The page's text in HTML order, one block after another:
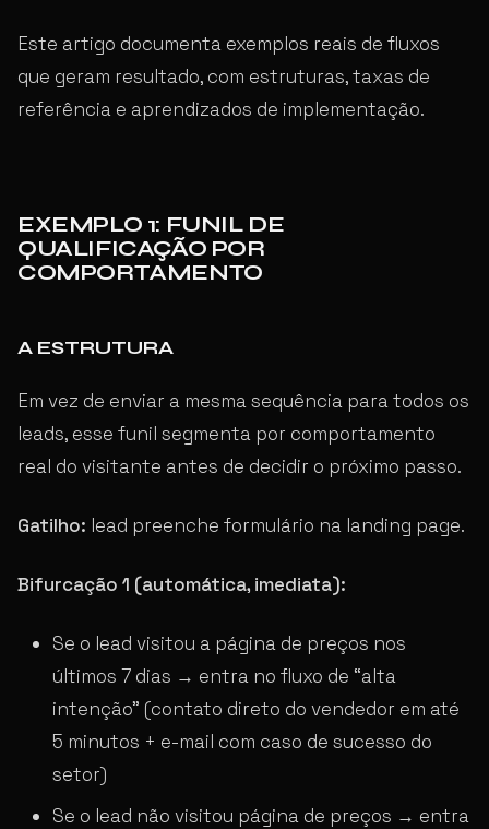
Este artigo documenta exemplos reais de fluxos
que geram resultado, com estruturas, taxas de
referência e aprendizados de implementação.
EXEMPLO 1: FUNIL DE
QUALIFICAÇÃO POR
COMPORTAMENTO
A ESTRUTURA
Em vez de enviar a mesma sequência para todos os
leads, esse funil segmenta por comportamento
real do visitante antes de decidir o próximo passo.
Gatilho: lead preenche formulário na landing page.
Bifurcação 1 (automática, imediata):
Se o lead visitou a página de preços nos
últimos 7 dias → entra no fluxo de “alta
intenção” (contato direto do vendedor em até
5 minutos + e-mail com caso de sucesso do
setor)
Se o lead não visitou página de preços → entra